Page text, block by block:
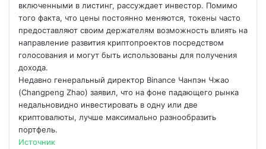
включенными в листинг, рассуждает инвестор. Помимо
того факта, что цены постоянно меняются, токены часто
предоставляют своим держателям возможность влиять на
направление развития криптопроектов посредством
голосования и могут быть использованы для получения
дохода.
Недавно генеральный директор Binance Чанпэн Чжао
(Changpeng Zhao) заявил, что на фоне падающего рынка
недальновидно инвестировать в одну или две
криптовалюты, лучше максимально разнообразить
портфель.
Источник